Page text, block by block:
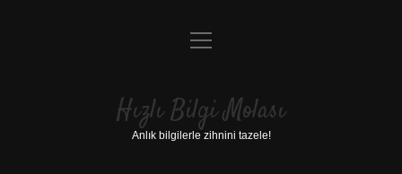
Anasayfa
Yasal Uyarı
menüyü
Hızlı Bilgi Molası
Anlık bilgilerle zihnini tazele!